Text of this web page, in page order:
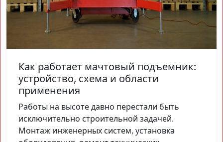
Как работает мачтовый подъемник:
устройство, схема и области
применения
Работы на высоте давно перестали быть
исключительно строительной задачей.
Монтаж инженерных систем, установка